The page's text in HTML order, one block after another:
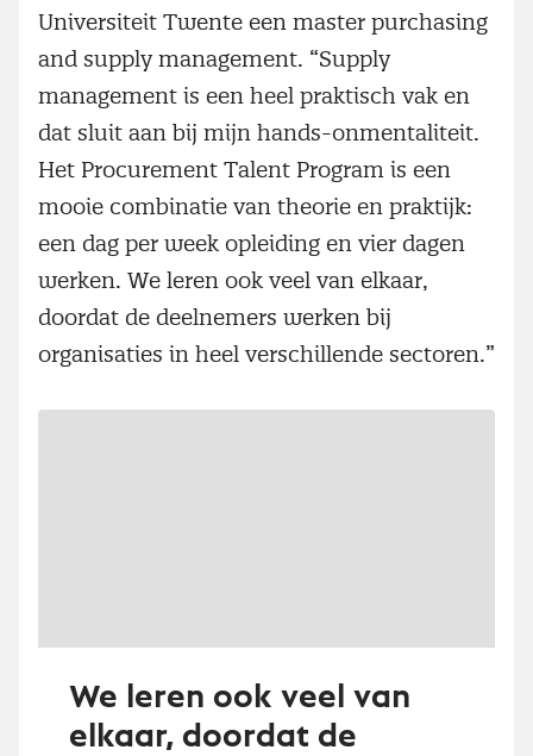
Universiteit Twente een master purchasing
and supply management. “Supply
management is een heel praktisch vak en
dat sluit aan bij mijn hands-onmentaliteit.
Het Procurement Talent Program is een
mooie combinatie van theorie en praktijk:
een dag per week opleiding en vier dagen
werken. We leren ook veel van elkaar,
doordat de deelnemers werken bij
organisaties in heel verschillende sectoren.”
We leren ook veel van
elkaar, doordat de